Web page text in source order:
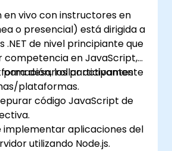
en vivo con instructores en
o presencial) está dirigida a
.NET de nivel principiante que
competencia en JavaScript,
para desarrollar activamente
plataformas.
los participantes
código JavaScript de
implementar aplicaciones del
utilizando Node.js.